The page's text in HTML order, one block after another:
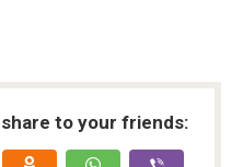
to your friends: